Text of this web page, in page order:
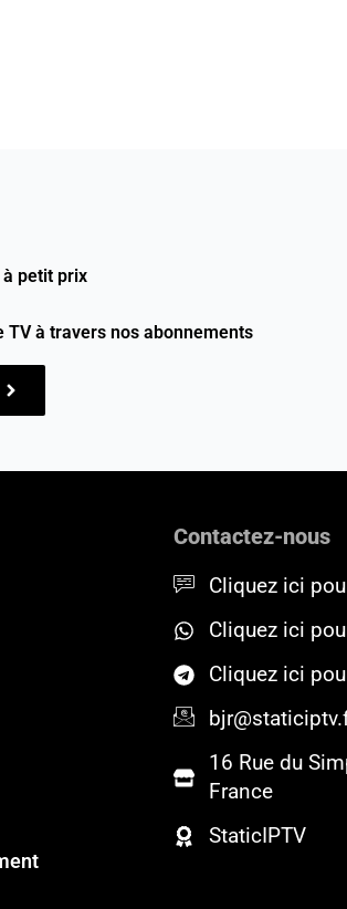
petit prix
TV à travers nos abonnements
Contactez-nous
Cliquez ici
Cliquez ici
Cliquez ici
16 Rue du
France
StaticIPTV